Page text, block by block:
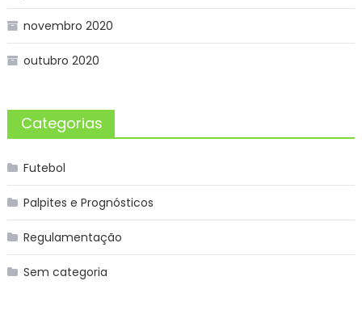
novembro 2020
outubro 2020
Categorias
Futebol
Palpites e Prognósticos
Regulamentação
Sem categoria